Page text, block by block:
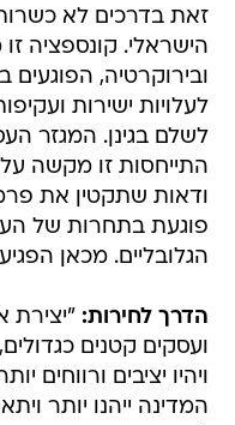
זאת בדרכים לא
הישראלי. קונספציה זו
ובירוקרטיה, הפוגעים
לעלויות ישירות
לשלם בגינן. המגזר
התייחסות זו מקשה
ודאות שתקטין את
פוגעת בתחרות של
הגלובליים. מכאן
הדרך לחירות: "יצירת
ועסקים קטנים
ויהיו יציבים ורווחים
המדינה ייהנו יותר